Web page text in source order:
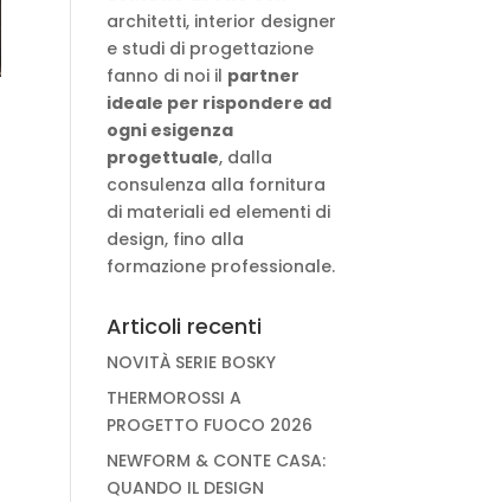
architetti, interior designer
e studi di progettazione
fanno di noi il partner
ideale per rispondere ad
ogni esigenza
progettuale, dalla
consulenza alla fornitura
di materiali ed elementi di
design, fino alla
formazione professionale.
Articoli recenti
NOVITÀ SERIE BOSKY
THERMOROSSI A
PROGETTO FUOCO 2026
NEWFORM & CONTE CASA:
QUANDO IL DESIGN